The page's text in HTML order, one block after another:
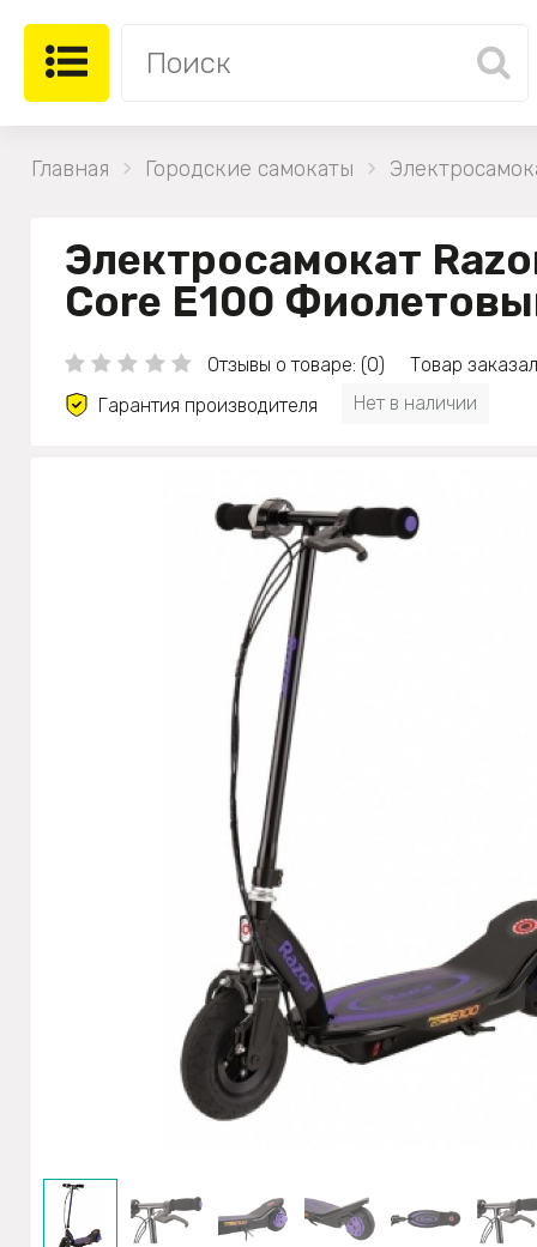
Главная Городские самокаты
Электросамокат
Core E100
Отзывы о товаре: (0)
Товар
Гарантия производителя
Нет в наличии